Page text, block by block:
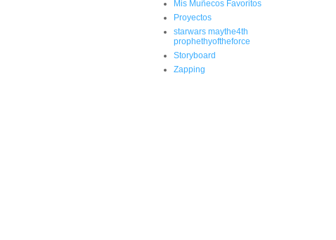
Mis Muñecos Favoritos
Proyectos
starwars maythe4th
prophethyoftheforce
Storyboard
Zapping